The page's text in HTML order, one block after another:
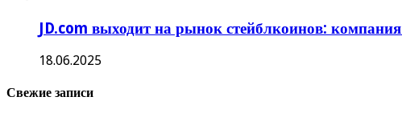
JD.com выходит на рынок стейблкоинов:
18.06.2025
Свежие записи